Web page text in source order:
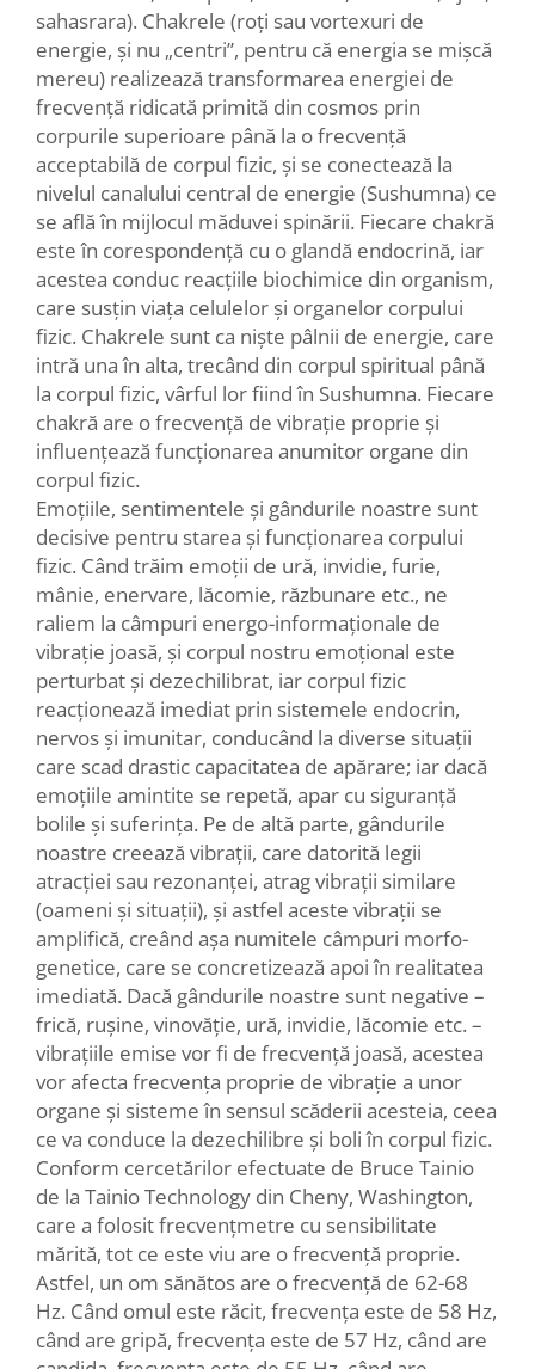
sahasrara). Chakrele (roți sau vortexuri de
energie, și nu „centri”, pentru că energia se mișcă
mereu) realizează transformarea energiei de
frecvență ridicată primită din cosmos prin
corpurile superioare până la o frecvență
acceptabilă de corpul fizic, și se conectează la
nivelul canalului central de energie (Sushumna) ce
se află în mijlocul măduvei spinării. Fiecare chakră
este în corespondență cu o glandă endocrină, iar
acestea conduc reacțiile biochimice din organism,
care susțin viața celulelor și organelor corpului
fizic. Chakrele sunt ca niște pâlnii de energie, care
intră una în alta, trecând din corpul spiritual până
la corpul fizic, vârful lor fiind în Sushumna. Fiecare
chakră are o frecvență de vibrație proprie și
influențează funcționarea anumitor organe din
corpul fizic.
Emoțiile, sentimentele și gândurile noastre sunt
decisive pentru starea și funcționarea corpului
fizic. Când trăim emoții de ură, invidie, furie,
mânie, enervare, lăcomie, răzbunare etc., ne
raliem la câmpuri energo-informaționale de
vibrație joasă, și corpul nostru emoțional este
perturbat și dezechilibrat, iar corpul fizic
reacționează imediat prin sistemele endocrin,
nervos și imunitar, conducând la diverse situații
care scad drastic capacitatea de apărare; iar dacă
emoțiile amintite se repetă, apar cu siguranță
bolile și suferința. Pe de altă parte, gândurile
noastre creează vibrații, care datorită legii
atracției sau rezonanței, atrag vibrații similare
(oameni și situații), și astfel aceste vibrații se
amplifică, creând așa numitele câmpuri morfo-
genetice, care se concretizează apoi în realitatea
imediată. Dacă gândurile noastre sunt negative –
frică, rușine, vinovăție, ură, invidie, lăcomie etc. –
vibrațiile emise vor fi de frecvență joasă, acestea
vor afecta frecvența proprie de vibrație a unor
organe și sisteme în sensul scăderii acesteia, ceea
ce va conduce la dezechilibre și boli în corpul fizic.
Conform cercetărilor efectuate de Bruce Tainio
de la Tainio Technology din Cheny, Washington,
care a folosit frecvențmetre cu sensibilitate
mărită, tot ce este viu are o frecvență proprie.
Astfel, un om sănătos are o frecvență de 62-68
Hz. Când omul este răcit, frecvența este de 58 Hz,
când are gripă, frecvența este de 57 Hz, când are